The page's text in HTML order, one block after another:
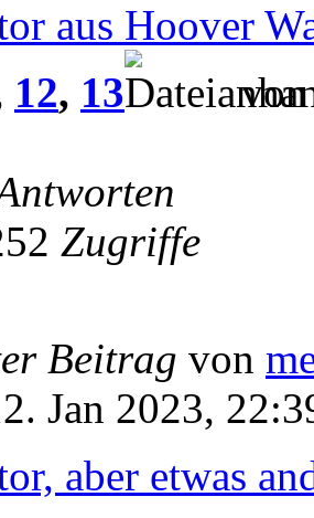
aus Hoover
12, 13
Zugriffe
Beitrag von
Jan 2023,
aber etwas